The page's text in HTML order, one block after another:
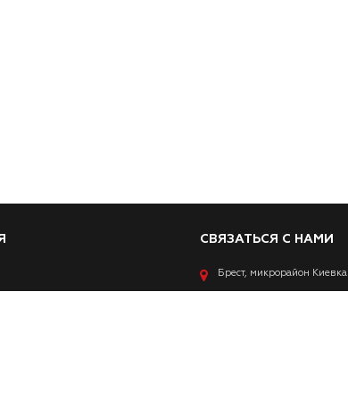
СВЯЗАТЬСЯ С НАМИ
Брест, микрорайон Киевка